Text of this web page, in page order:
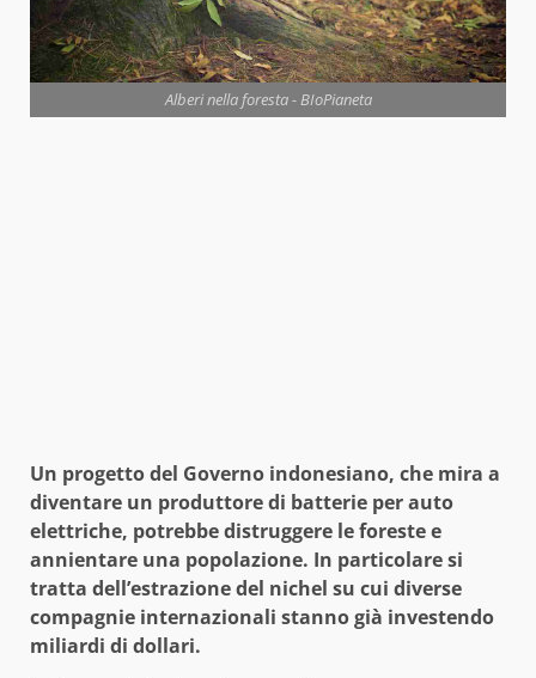
Alberi nella foresta - BIoPianeta
Un progetto del Governo indonesiano, che mira a
diventare un produttore di batterie per auto
elettriche, potrebbe distruggere le foreste e
annientare una popolazione. In particolare si
tratta dell’estrazione del nichel su cui diverse
compagnie internazionali stanno già investendo
miliardi di dollari.